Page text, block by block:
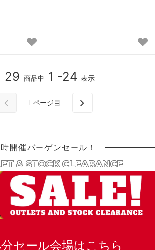
29 商品中 1 -24 表示
1 ページ目
開催バーゲンセール！
& STOCK CLEARANCE
セール会場はこちら